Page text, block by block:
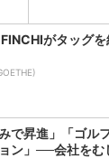
がタッグ
で昇進」「ゴル
ン」──会社をむ